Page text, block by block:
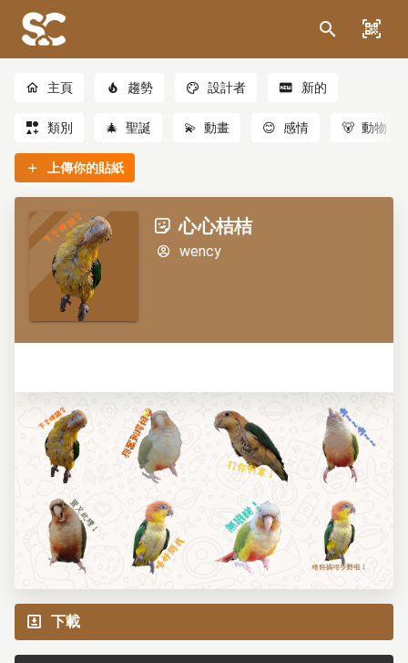
主頁 趨勢 設計者 新的
類別 🎄 聖誕 💫 動畫 😊 感情 🐻 動物
上傳你的貼紙
心心桔桔
wency
下載